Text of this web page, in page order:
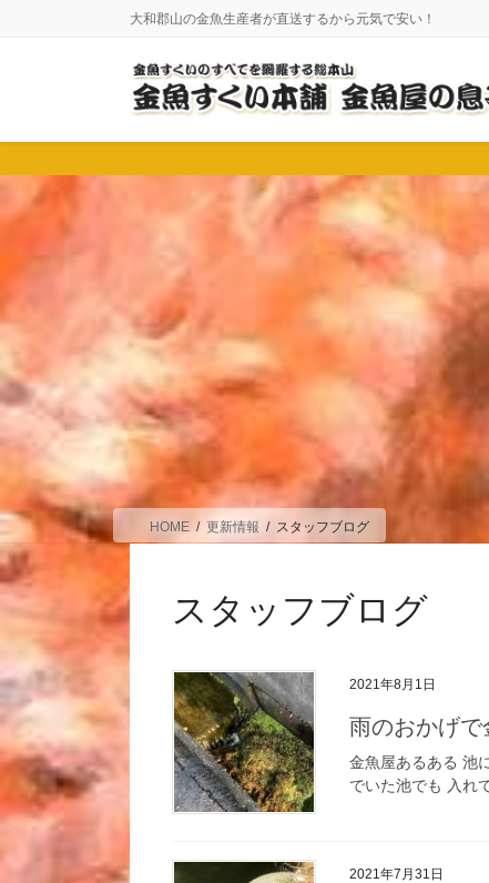
に
移
ョ
ン
移
大和郡山の金魚生産者が直送するから元気で安い！
HOME 更新情報 スタッフブログ
スタッフブログ
2021年8月1日
雨のおかげで
金魚屋あるある 池
でいた池でも 入
2021年7月31日